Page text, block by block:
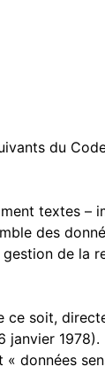
du
textes –
des
de la
ce soit,
janvier 1978).
données